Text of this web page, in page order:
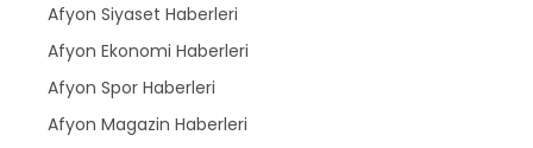
Afyon Siyaset Haberleri
Afyon Ekonomi Haberleri
Afyon Spor Haberleri
Afyon Magazin Haberleri